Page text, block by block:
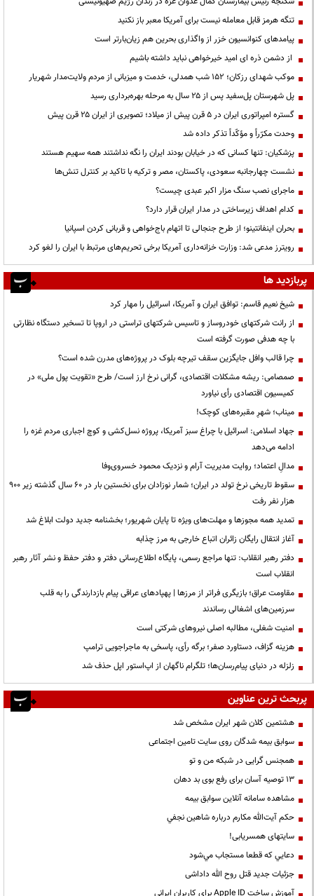
تنگه هرمز قابل معامله نیست برای آمریکا معبر باز نکنید
پیامدهای کنوانسیون خزر از واگذاری بحرین هم زیان‌بارتر است
از دشمن ذره ای امید خیرخواهی نباید داشته باشیم
موکب شهدای رزکان؛ ۱۵۲ شب همدلی، خدمت و میزبانی از مردم ولایت‌مدار شهریار
پل شهرستان پل‌سفید پس از ۲۵ سال به مرحله بهره‌برداری رسید
گستره امپراتوری ایران در ۵ قرن پیش از میلاد؛ تصویری از ایران ۲۵ قرن پیش
وحدت مکرّراً و مؤکّداً تذکر داده شد
پزشکیان: تنها کسانی که در خیابان بودند ایران را نگه نداشتند همه سهیم هستند
نشست چهارجانبه سعودی، پاکستان، مصر و ترکیه با تاکید بر کنترل تنش‌ها
ماجرای نصب سنگ مزار اکبر عبدی چیست؟
کدام اهداف زیرساختی در مدار ایران قرار دارد؟
بحران اینفانتینو؛ از طرح جنجالی تا اتهام باج‌خواهی و قربانی کردن اسپانیا
رویترز مدعی شد: وزارت خزانه‌داری آمریکا برخی تحریم‌های مرتبط با ایران را لغو کرد
پربازدید ها
شیخ نعیم قاسم: توافق ایران و آمریکا، اسرائیل را مهار کرد
از رانت‌ شرکتهای خودروساز و تاسیس شرکتهای تراستی در اروپا تا تسخیر دستگاه نظارتی
با چه هدفی صورت گرفته است
چرا قالب وافل جایگزین سقف تیرچه بلوک در پروژه‌های مدرن شده است؟
صمصامی: ریشه مشکلات اقتصادی، گرانی نرخ ارز است/ طرح «تقویت پول ملی» در
کمیسیون اقتصادی رأی نیاورد
میناب؛ شهرِ مقبره‌های کوچک!
جهاد اسلامی: اسرائیل با چراغ سبز آمریکا، پروژه نسل‌کشی و کوچ اجباری مردم غزه را
ادامه می‌دهد
مدالِ اعتماد؛ روایت مدیریت آرام و نزدیک محمود خسروی‌وفا
سقوط تاریخی نرخ تولد در ایران؛ شمار نوزادان برای نخستین بار در ۶۰ سال گذشته زیر ۹۰۰
هزار نفر رفت
تمدید همه مجوزها و مهلت‌های ویژه تا پایان شهریور؛ بخشنامه جدید دولت ابلاغ شد
آغاز انتقال رایگان زائران اتباع خارجی به مرز چذابه
دفتر رهبر انقلاب: تنها مراجع رسمی، پایگاه اطلاع‌رسانی دفتر و دفتر حفظ و نشر آثار رهبر
انقلاب است
مقاومت عراق؛ بازیگری فراتر از مرزها | پهپادهای عراقی پیام بازدارندگی را به قلب
سرزمین‌های اشغالی رساندند
‌امنیت شغلی، مطالبه اصلی نیروهای شرکتی است
هزینه گزاف، دستاورد صفر؛ برگه رأی، پاسخی به ماجراجویی ترامپ
زلزله در دنیای پیام‌رسان‌ها؛ تلگرام ناگهان از اپ‌استور اپل حذف شد
پربحث ترین عناوین
هشتمین کلان شهر ایران مشخص شد
سوابق بیمه شدگان روی سایت تامین اجتماعی
همجنس گرایی در شبکه من و تو
13 توصیه آسان برای رفع بوی بد دهان
مشاهده سامانه آنلاين سوابق بیمه
حكم آيت‌الله مكارم درباره شاهين نجفي
سایتهای همسریابی!
دعايي كه قطعا مستجاب مي‌شود
جزئیات جدید قتل روح الله داداشی
آموزش ساخت Apple ID برای کاربران ایرانی